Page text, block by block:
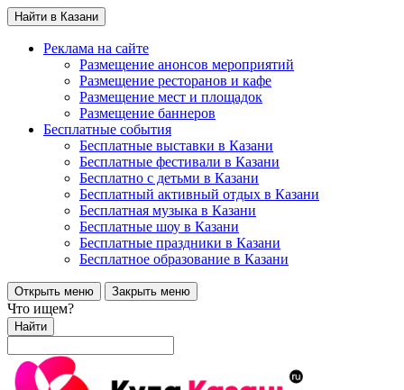
Найти в Казани
Реклама на сайте
Размещение анонсов мероприятий
Размещение ресторанов и кафе
Размещение мест и площадок
Размещение баннеров
Бесплатные события
Бесплатные выставки в Казани
Бесплатные фестивали в Казани
Бесплатно с детьми в Казани
Бесплатный активный отдых в Казани
Бесплатная музыка в Казани
Бесплатные шоу в Казани
Бесплатные праздники в Казани
Бесплатное образование в Казани
Открыть меню Закрыть меню
Что ищем?
Найти